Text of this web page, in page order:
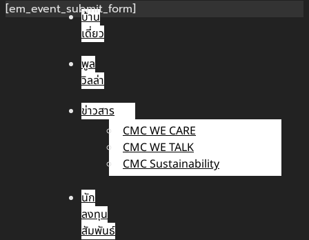
บ้าน
เดี่ยว
พูล
วิลล่า
ข่าวสาร
CMC WE CARE
CMC WE TALK
CMC Sustainability
นัก
ลงทุน
สัมพันธ์
[em_event_submit_form]